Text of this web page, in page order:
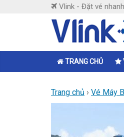
Vlink - Đặt vé
Vlink
Đặt
vé
đồng
tâm
TRANG CHỦ
Trang chủ › Vé Máy